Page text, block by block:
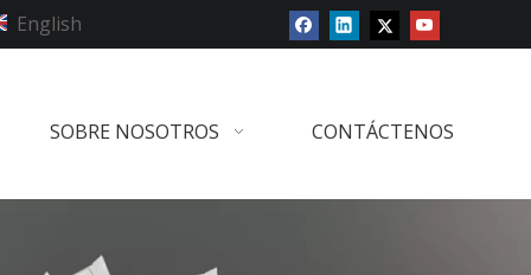
English
SOBRE NOSOTROS CONTÁCTENOS